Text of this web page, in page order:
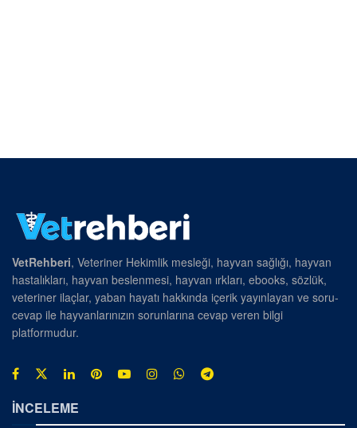
VetRehberi, Veteriner Hekimlik mesleği, hayvan sağlığı, hayvan
hastalıkları, hayvan beslenmesi, hayvan ırkları, ebooks, sözlük,
veteriner ilaçlar, yaban hayatı hakkında içerik yayınlayan ve soru-
cevap ile hayvanlarınızın sorunlarına cevap veren bilgi
platformudur.
İNCELEME